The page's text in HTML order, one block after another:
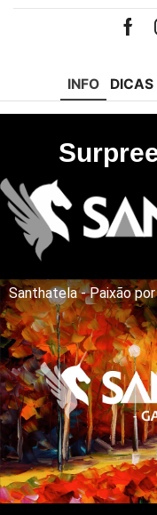
INFO DICAS
Santhatela - Paixão